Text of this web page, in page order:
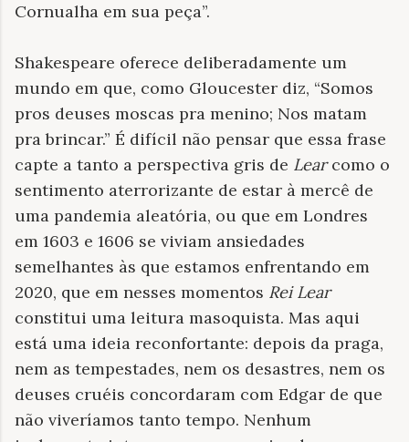
Cornualha em sua peça”.
Shakespeare oferece deliberadamente um
mundo em que, como Gloucester diz, “Somos
pros deuses moscas pra menino; Nos matam
pra brincar.” É difícil não pensar que essa frase
capte a tanto a perspectiva gris de Learcomo o
sentimento aterrorizante de estar à mercê de
uma pandemia aleatória, ou que em Londres
em 1603 e 1606 se viviam ansiedades
semelhantes às que estamos enfrentando em
2020, que em nesses momentos Rei Lear
constitui uma leitura masoquista. Mas aqui
está uma ideia reconfortante: depois da praga,
nem as tempestades, nem os desastres, nem os
deuses cruéis concordaram com Edgar de que
não viveríamos tanto tempo. Nenhum